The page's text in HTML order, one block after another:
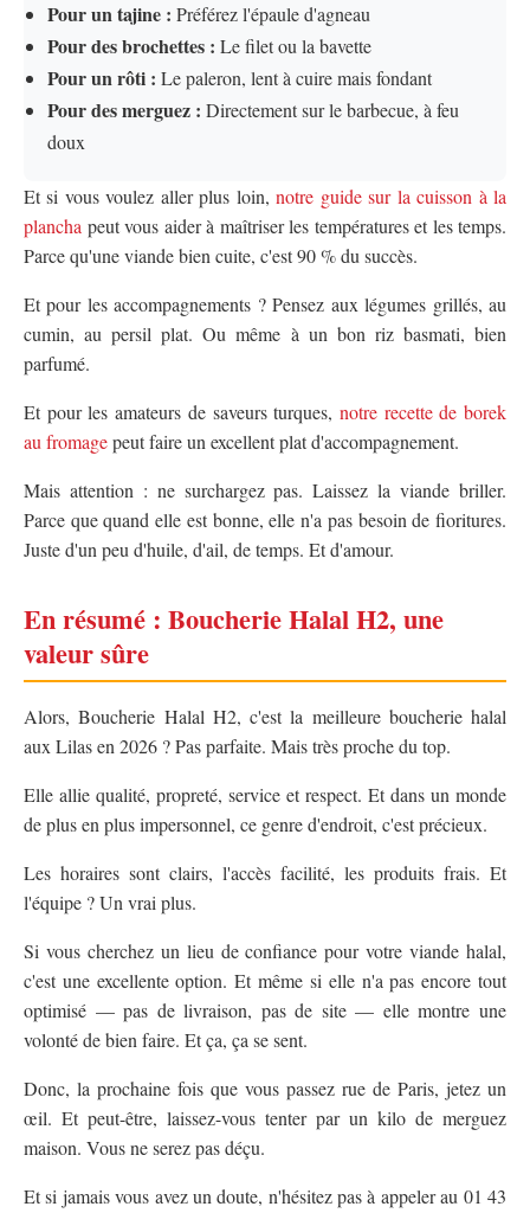
Pour un tajine : Préférez l'épaule d'agneau
Pour des brochettes : Le filet ou la bavette
Pour un rôti : Le paleron, lent à cuire mais fondant
Pour des merguez : Directement sur le barbecue, à feu
doux
Et si vous voulez aller plus loin,notre guide sur la cuisson à la
plancha peut vous aider à maîtriser les températures et les temps.
Parce qu'une viande bien cuite, c'est 90 % du succès.
Et pour les accompagnements ? Pensez aux légumes grillés, au
cumin, au persil plat. Ou même à un bon riz basmati, bien
parfumé.
Et pour les amateurs de saveurs turques, notre recette de borek
au fromagepeut faire un excellent plat d'accompagnement.
Mais attention : ne surchargez pas. Laissez la viande briller.
Parce que quand elle est bonne, elle n'a pas besoin de fioritures.
Juste d'un peu d'huile, d'ail, de temps. Et d'amour.
En résumé : Boucherie Halal H2, une
valeur sûre
Alors, Boucherie Halal H2, c'est la meilleure boucherie halal
aux Lilas en 2026 ? Pas parfaite. Mais très proche du top.
Elle allie qualité, propreté, service et respect. Et dans un monde
de plus en plus impersonnel, ce genre d'endroit, c'est précieux.
Les horaires sont clairs, l'accès facilité, les produits frais. Et
l'équipe ? Un vrai plus.
Si vous cherchez un lieu de confiance pour votre viande halal,
c'est une excellente option. Et même si elle n'a pas encore tout
optimisé — pas de livraison, pas de site — elle montre une
volonté de bien faire. Et ça, ça se sent.
Donc, la prochaine fois que vous passez rue de Paris, jetez un
œil. Et peut-être, laissez-vous tenter par un kilo de merguez
maison. Vous ne serez pas déçu.
Et si jamais vous avez un doute, n'hésitez pas à appeler au 01 43